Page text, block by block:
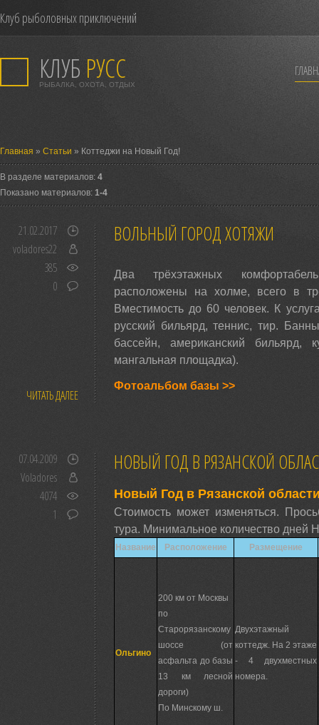
Клуб рыболовных приключений
КЛУБ РУСС
РЫБАЛКА, ОХОТА, ОТДЫХ
Главная » Статьи » Коттеджи на Новый Год!
В разделе материалов: 4
Показано материалов: 1-4
ВОЛЬНЫЙ ГОРОД ХОТЯЖИ
Два трёхэтажных
расположены на холме, всего в
Вместимость до 60 человек. К
русский бильярд, теннис, тир.
бассейн, американский бильярд,
мангальная площадка).
Фотоальбом базы >>
21.02.2017
voladores22
385
0
ЧИТАТЬ ДАЛЕЕ
НОВЫЙ ГОД В РЯЗАНСКОЙ
Новый Год в Рязанской
Стоимость может изменяться.
тура. Минимальное количество дней
Название Расположение Размещение
Ольгино
200 км от Москвы
по
Старорязанскому
шоссе (от
асфальта до базы
13 км лесной
дороги)
По Минскому ш.
Двухэтажный
коттедж. На 2 этаже
- 4 двухместных
номера.
07.04.2009
Voladores
4074
1